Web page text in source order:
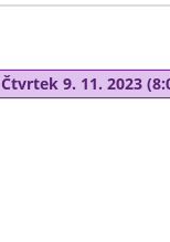
Čtvrtek 9. 11. 2023